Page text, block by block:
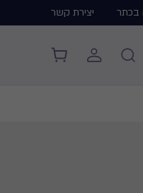
בכתר
יצירת קשר